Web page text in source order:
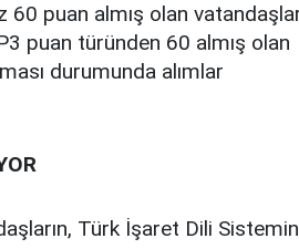
60 puan almış olan
puan türünden 60 almış olan
durumunda alımlar
Türk İşaret Dili